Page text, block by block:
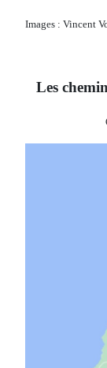
Images : Vincent
Les